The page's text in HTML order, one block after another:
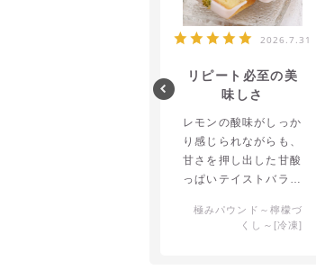
2026.7.31
リピート必至の美
味しさ
レモンの酸味がしっか
り感じられながらも、
甘さを押し出した甘酸
っぱいテイストバラン
たです。これは本当に
極みパウンド～檸檬づ
くし～[冷凍]